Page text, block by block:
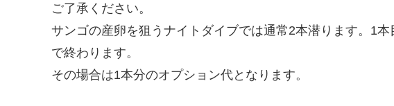
ご了承ください。
サンゴの産卵を狙うナイトダイブでは通常2本潜ります。1
で終わります。
その場合は1本分のオプション代となります。